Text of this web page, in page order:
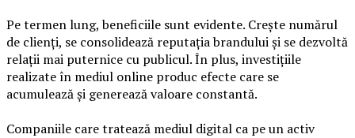
Pe termen lung, beneficiile sunt evidente. Crește numărul
de clienți, se consolidează reputația brandului și se dezvoltă
relații mai puternice cu publicul. În plus, investițiile
realizate în mediul online produc efecte care se
acumulează și generează valoare constantă.
Companiile care tratează mediul digital ca pe un activ